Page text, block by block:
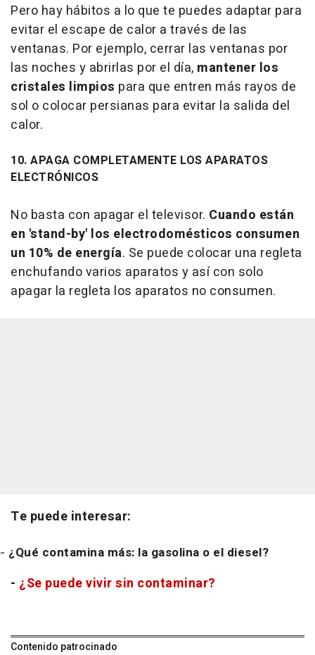
Pero hay hábitos a lo que te puedes adaptar para
evitar el escape de calor a través de las
ventanas. Por ejemplo, cerrar las ventanas por
las noches y abrirlas por el día, mantener los
cristales limpios para que entren más rayos de
sol o colocar persianas para evitar la salida del
calor.
10. APAGA COMPLETAMENTE LOS APARATOS
ELECTRÓNICOS
No basta con apagar el televisor. Cuando están
en 'stand-by' los electrodomésticos consumen
un 10% de energía. Se puede colocar una regleta
enchufando varios aparatos y así con solo
apagar la regleta los aparatos no consumen.
Te puede interesar:
- ¿Qué contamina más: la gasolina o el diesel?
- ¿Se puede vivir sin contaminar?
Contenido patrocinado